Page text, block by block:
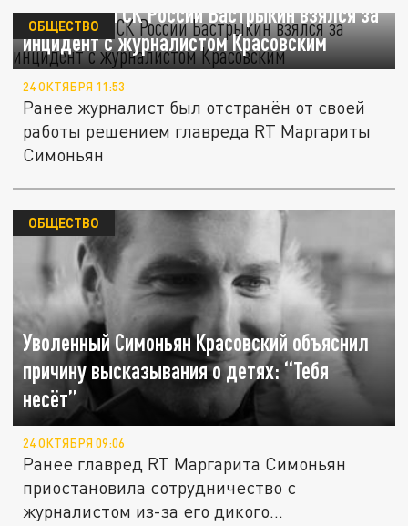
Baza: Глава СК России Бастрыкин взялся за
инцидент с журналистом Красовским
ОБЩЕСТВО
24 ОКТЯБРЯ 11:53
Ранее журналист был отстранён от своей
работы решением главреда RT Маргариты
Симоньян
Уволенный Симоньян Красовский объяснил
причину высказывания о детях: “Тебя
несёт”
ОБЩЕСТВО
24 ОКТЯБРЯ 09:06
Ранее главред RT Маргарита Симоньян
приостановила сотрудничество с
журналистом из-за его дикого